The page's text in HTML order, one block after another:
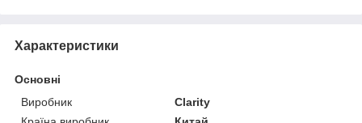
Характеристики
Основні
Виробник
Clarity